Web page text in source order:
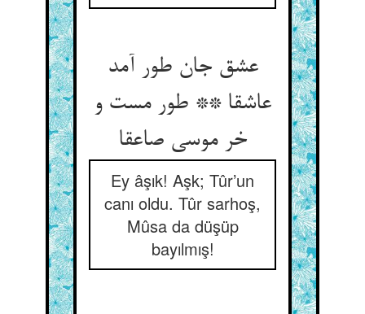
عشق جان طور آمد
عاشقا ** طور مست و
خر موسی صاعقا
Ey âşık! Aşk; Tûr’un
canı oldu. Tûr sarhoş,
Mûsa da düşüp
bayılmış!